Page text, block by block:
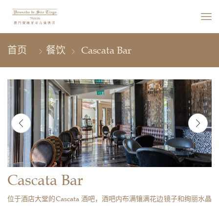
餐饮 Cascata Bar
Cascata Bar
位于酒店大堂的Cascata 酒吧，酒吧内布满镶满花边镜子和绚丽水晶